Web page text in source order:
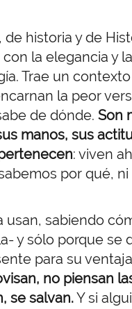
historia y de
la elegancia y
Trae un
la peor
de dónde. Son
manos, sus
: viven
por qué,
usan, sabiendo
y sólo porque se
para su
no piensan
se salvan.Y si